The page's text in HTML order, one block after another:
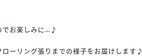
でお楽しみに…♪
ーリング張りまでの様子をお届けします♪